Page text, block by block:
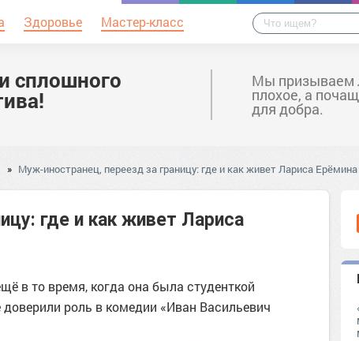
Здоровье Мастер-класс
сплошного Мы призываем
плохое, а
для добра.
» Муж-иностранец, переезд за границу: где и как живет Лариса Ерёмина
где и как живет Лариса
в то время, когда она была студенткой
роль в комедии «Иван Васильевич